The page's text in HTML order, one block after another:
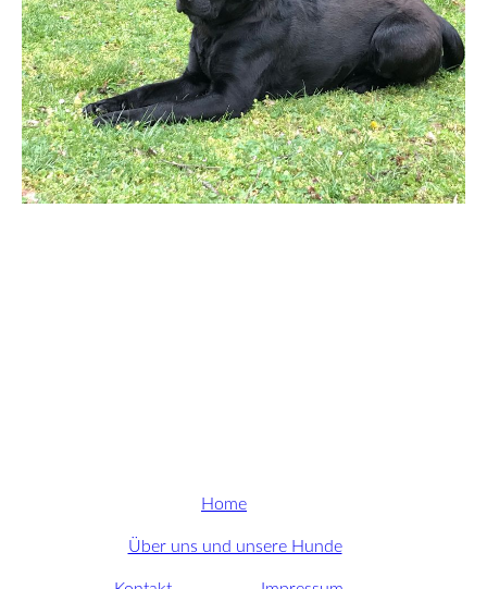
Home
Über uns und unsere Hunde